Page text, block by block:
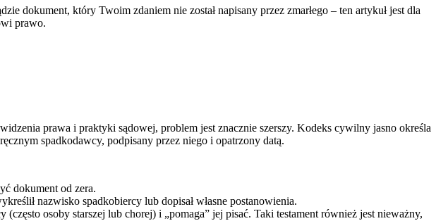
dokument, który Twoim zdaniem nie został napisany przez zmarłego – ten artykuł jest dla
prawo.
prawa i praktyki sądowej, problem jest znacznie szerszy. Kodeks cywilny jasno określa
spadkodawcy, podpisany przez niego i opatrzony datą.
dokument od zera.
nazwisko spadkobiercy lub dopisał własne postanowienia.
osoby starszej lub chorej) i „pomaga” jej pisać. Taki testament również jest nieważny,